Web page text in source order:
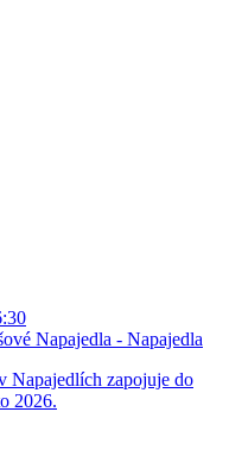
Napajedla - Napajedla
Napajedlích zapojuje do
2026.